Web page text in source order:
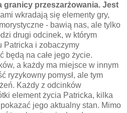
granicy przeszarżowania. Jest
wkradają się elementy gry,
- bawią nas, ale tylko
drugi odcinek, w którym
Patricka i zobaczymy
będą na całe jego życie.
a każdy ma miejsce w innym
ryzykowny pomysł, ale tym
Każdy z odcinków
element życia Patricka, kilka
jego aktualny stan. Mimo